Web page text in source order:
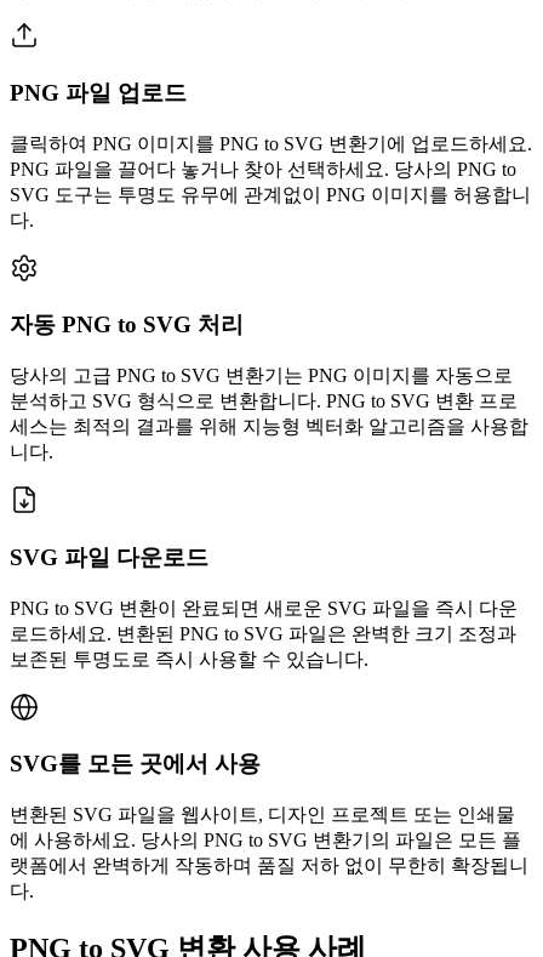
PNG 파일 업로드
클릭하여 PNG 이미지를 PNG to SVG 변환기에 업로드하세요.
PNG 파일을 끌어다 놓거나 찾아 선택하세요. 당사의 PNG to
SVG 도구는 투명도 유무에 관계없이 PNG 이미지를 허용합니
다.
자동 PNG to SVG 처리
당사의 고급 PNG to SVG 변환기는 PNG 이미지를 자동으로
분석하고 SVG 형식으로 변환합니다. PNG to SVG 변환 프로
세스는 최적의 결과를 위해 지능형 벡터화 알고리즘을 사용합
니다.
SVG 파일 다운로드
PNG to SVG 변환이 완료되면 새로운 SVG 파일을 즉시 다운
로드하세요. 변환된 PNG to SVG 파일은 완벽한 크기 조정과
보존된 투명도로 즉시 사용할 수 있습니다.
SVG를 모든 곳에서 사용
변환된 SVG 파일을 웹사이트, 디자인 프로젝트 또는 인쇄물
에 사용하세요. 당사의 PNG to SVG 변환기의 파일은 모든 플
랫폼에서 완벽하게 작동하며 품질 저하 없이 무한히 확장됩니
다.
PNG to SVG 변환 사용 사례